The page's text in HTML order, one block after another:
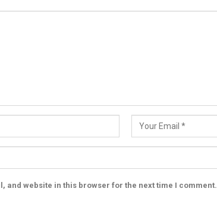
and website in this browser for the next time I comment.